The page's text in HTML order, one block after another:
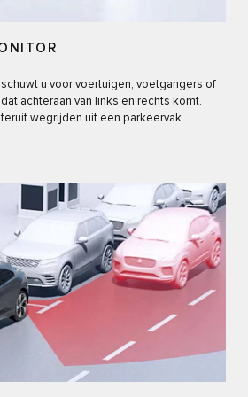
u voor voertuigen, voetgangers of
achteraan van links en rechts komt.
wegrijden uit een parkeervak.